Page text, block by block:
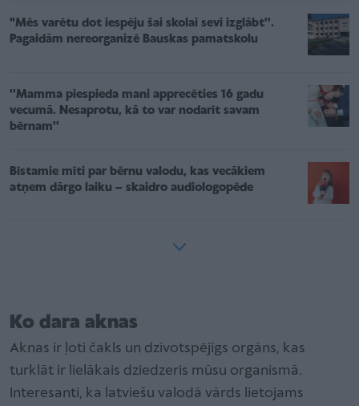
"Mēs varētu dot iespēju šai skolai sevi izglābt''.
Pagaidām nereorganizē Bauskas pamatskolu
''Mamma piespieda mani apprecēties 16 gadu
vecumā. Nesaprotu, kā to var nodarīt savam
bērnam''
Bīstamie mīti par bērnu valodu, kas vecākiem
atņem dārgo laiku – skaidro audiologopēde
Ko dara aknas
Aknas ir ļoti čakls un dzīvotspējīgs orgāns, kas
turklāt ir lielākais dziedzeris mūsu organismā.
Interesanti, ka latviešu valodā vārds lietojams